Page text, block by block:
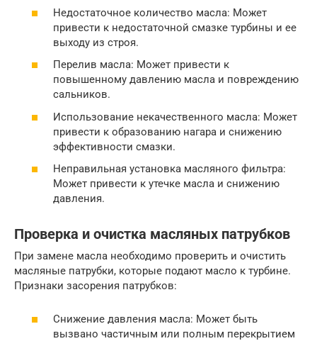
Недостаточное количество масла: Может
привести к недостаточной смазке турбины и ее
выходу из строя.
Перелив масла: Может привести к
повышенному давлению масла и повреждению
сальников.
Использование некачественного масла: Может
привести к образованию нагара и снижению
эффективности смазки.
Неправильная установка масляного фильтра:
Может привести к утечке масла и снижению
давления.
Проверка и очистка масляных патрубков
При замене масла необходимо проверить и очистить
масляные патрубки, которые подают масло к турбине.
Признаки засорения патрубков:
Снижение давления масла: Может быть
вызвано частичным или полным перекрытием